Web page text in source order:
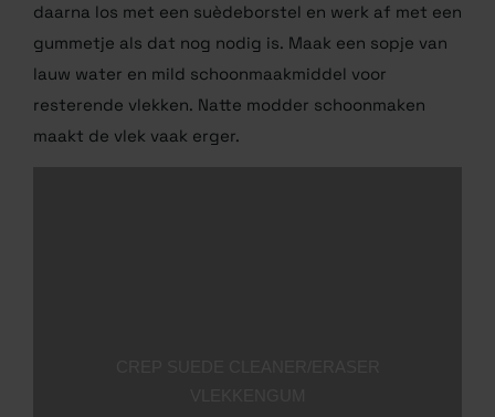
Laat modder eerst volledig opdrogen voordat je
begint met Adidas Samba schoonmaken. Borstel het
daarna los met een suèdeborstel en werk af met een
gummetje als dat nog nodig is. Maak een sopje van